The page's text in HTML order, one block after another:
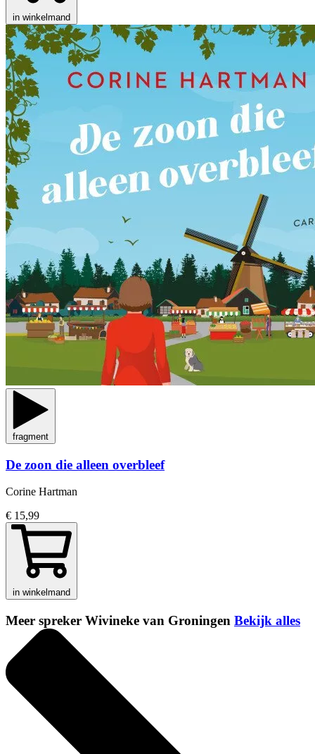
in winkelmand
fragment
De zoon die alleen overbleef
Corine Hartman
€ 15,99
in winkelmand
Meer spreker Wivineke van Groningen Bekijk alles